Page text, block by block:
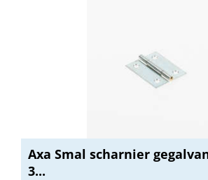
Axa Smal scharnier
3...